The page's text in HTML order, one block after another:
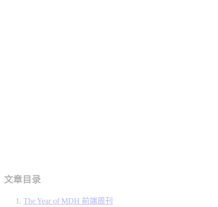
文章目录
The Year of MDH 前端周刊